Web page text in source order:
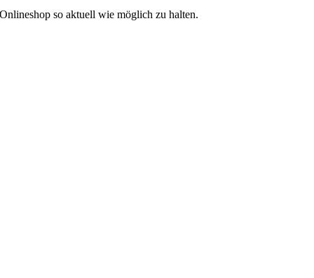
so aktuell wie möglich zu halten.